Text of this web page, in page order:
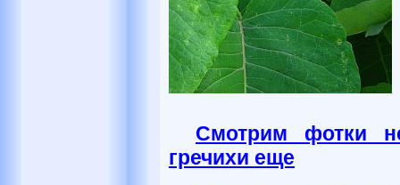
Смотрим фотки
гречихи еще